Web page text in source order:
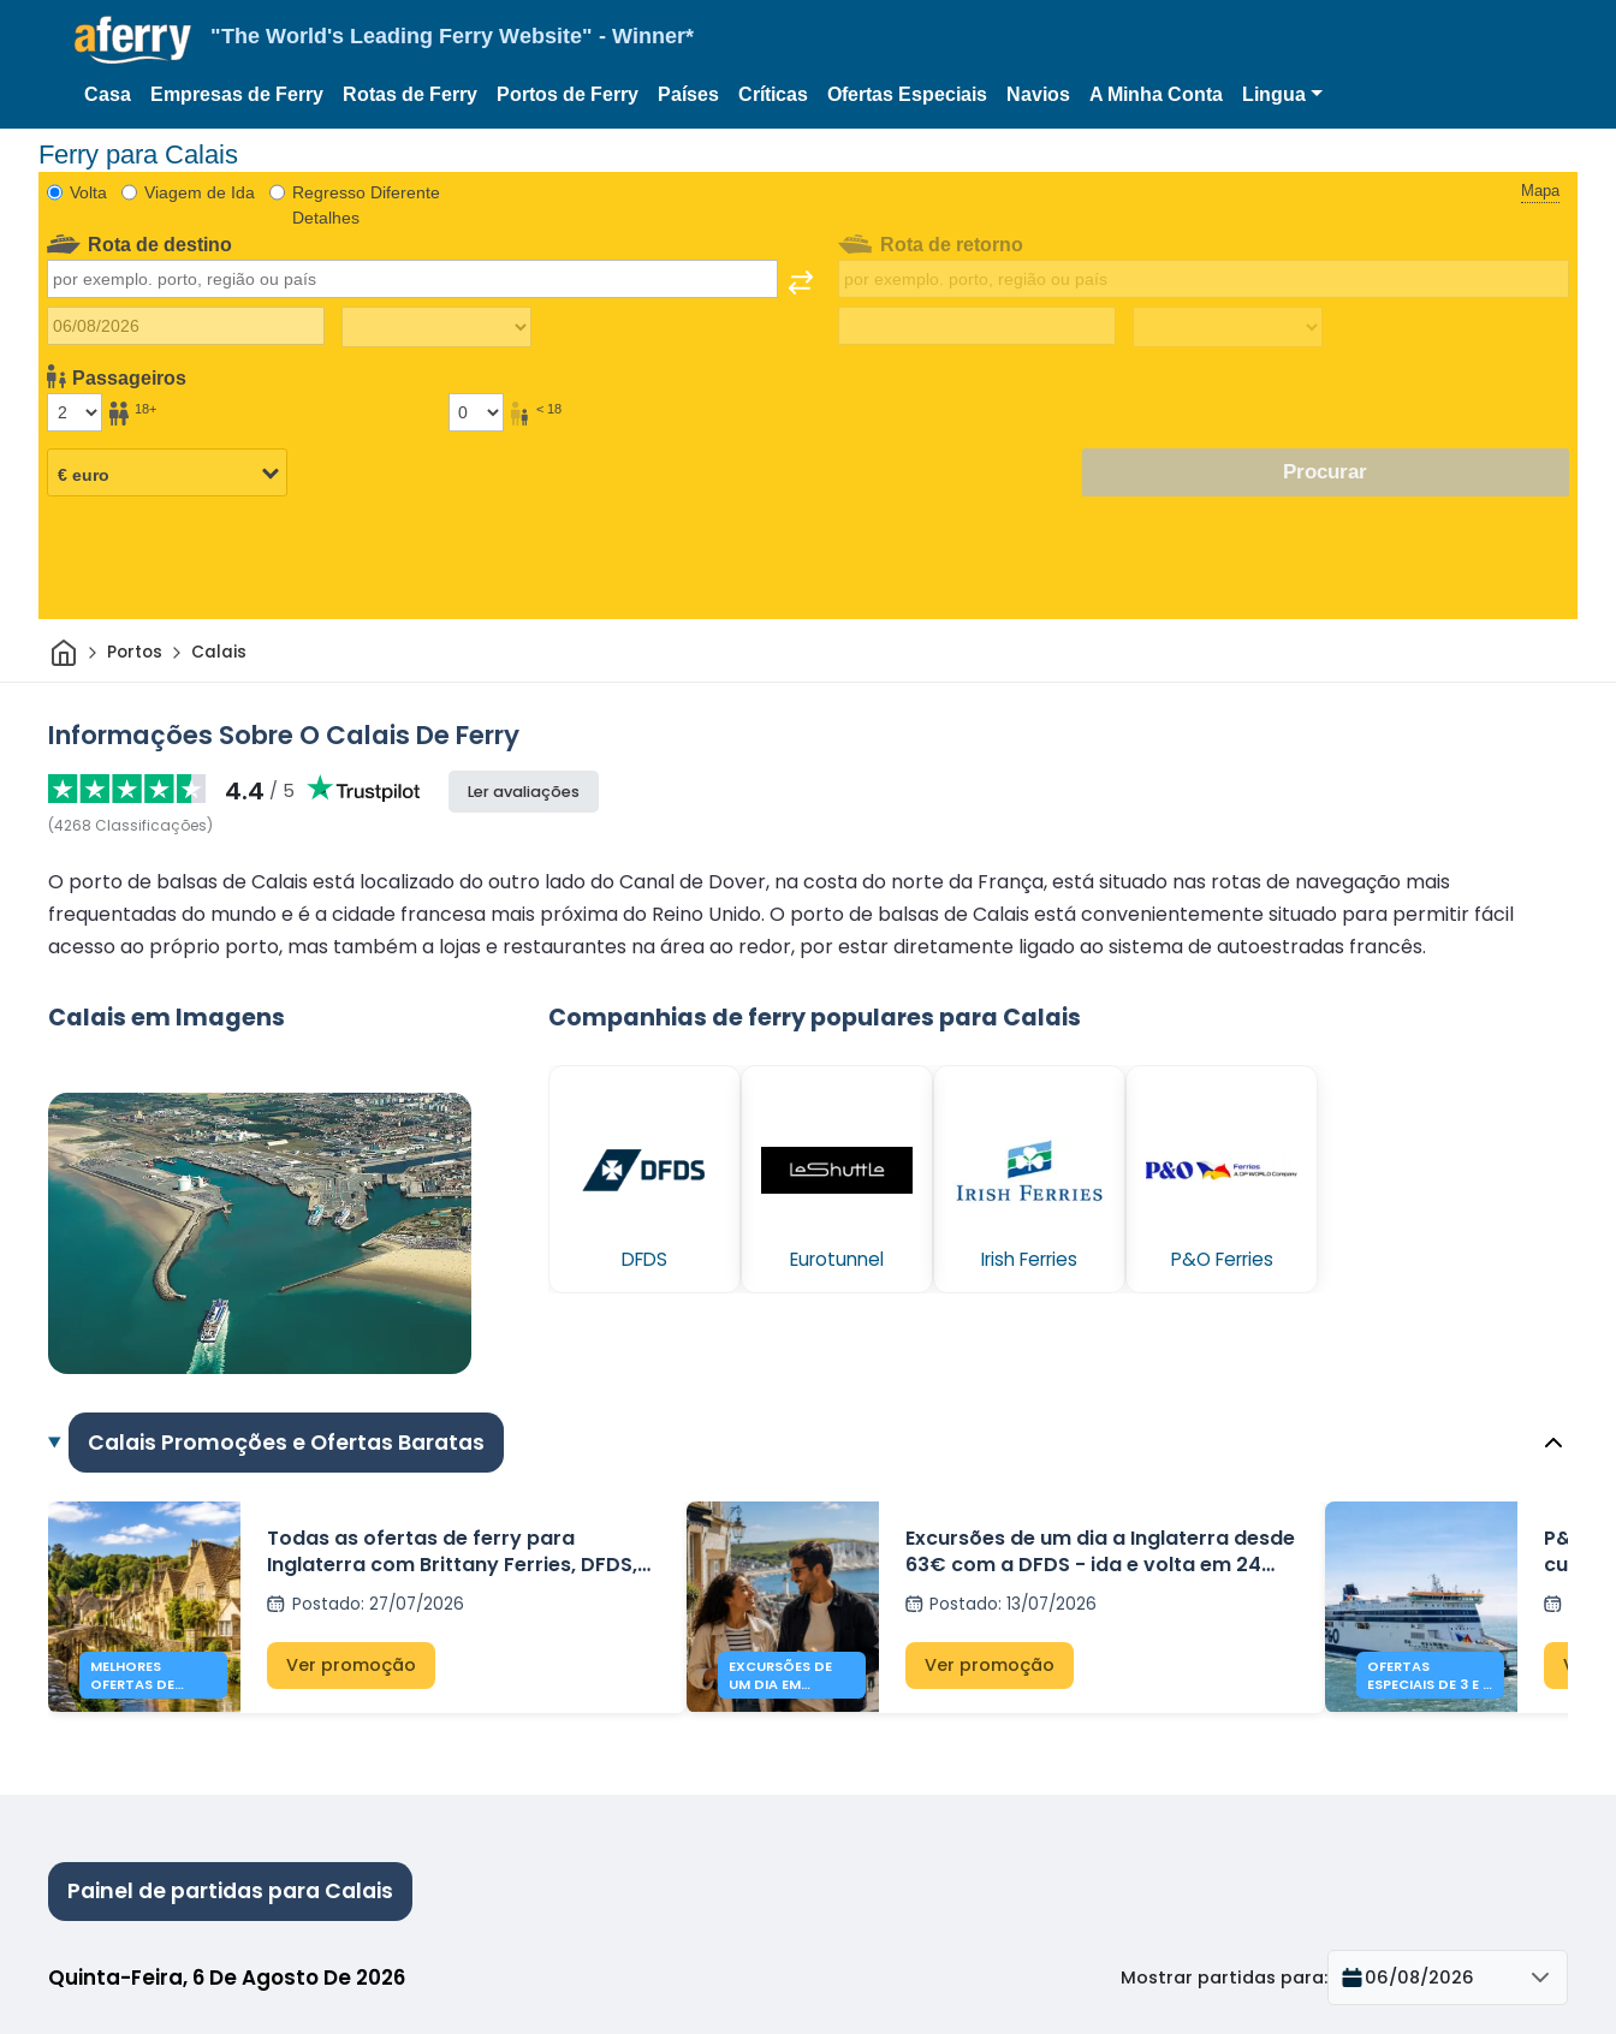
"The World's Leading Ferry Website" - Winner*
Casa Empresas de Ferry Rotas de Ferry Portos de Ferry Países Críticas Ofertas Especiais Navios A Minha Conta Lingua
Ferry para Calais
Volta Viagem de Ida
Regresso Diferente
Detalhes
Mapa
Rota de destino
Passageiros
18+ < 18
Rota de retorno
Procurar
CasaPortos Calais
Informações Sobre O Calais De Ferry
4.4 / 5
(4268 Classificações)
Ler avaliações
O porto de balsas de Calais está localizado do outro lado do Canal de Dover, na costa do norte da França, está situado nas rotas de navegação mais
frequentadas do mundo e é a cidade francesa mais próxima do Reino Unido. O porto de balsas de Calais está convenientemente situado para permitir fácil
acesso ao próprio porto, mas também a lojas e restaurantes na área ao redor, por estar diretamente ligado ao sistema de autoestradas francês.
Calais em Imagens Companhias de ferry populares para Calais
DFDS Eurotunnel Irish Ferries P&O Ferries
Calais Promoções e Ofertas Baratas
MELHORES
OFERTAS DE
FERRY PARA
Todas as ofertas de ferry para
Inglaterra com Brittany Ferries, DFDS,
Irish Ferries e P&O Ferries – a partir de
41€Postado: 27/07/2026
Ver promoção
EXCURSÕES DE
UM DIA EM
INGLATERRA
Excursões de um dia a Inglaterra desde
63€ com a DFDS - ida e volta em 24
horasPostado:13/07/2026
Ver promoção
OFERTAS
ESPECIAIS DE 3 E 5
DIAS DA P&O
P&O
curta
145€)
Dover
Ver
Painel de partidas para Calais
Quinta-Feira, 6 De Agosto De 2026 Mostrar partidas para: 06/08/2026